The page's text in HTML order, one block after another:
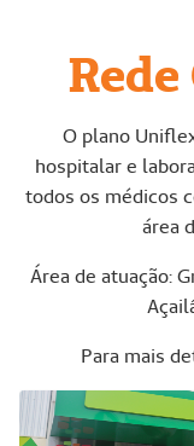
O plano
hospitalar e
todos os médicos
área
Área de atuação:
Para mais